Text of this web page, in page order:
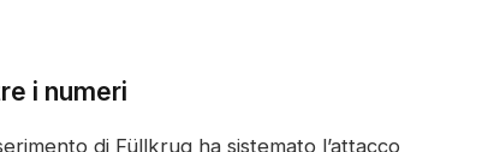
i numeri
di Füllkrug ha sistemato l’attacco